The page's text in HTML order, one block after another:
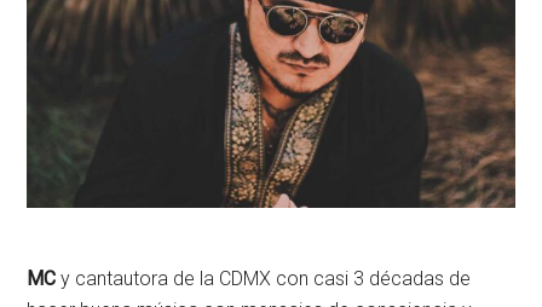
MC y cantautora de la CDMX con casi 3 décadas de